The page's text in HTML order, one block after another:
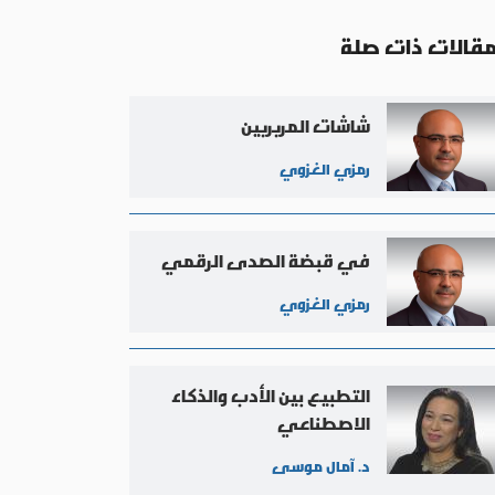
ذات صلة
شاشات المربربين
رمزي الغزوي
في قبضة الصدى الرقمي
رمزي الغزوي
التطبيع بين الأدب والذكاء
الاصطناعي
د. آمال موسى